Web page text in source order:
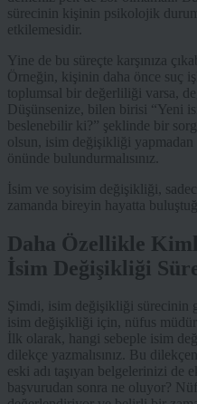
sürecinin kişinin psikolojik
etkilemesidir.
Yine de bu süreçte karşınıza
Örneğin, kişinin daha önce suç
toplumsal bir değerliliği varsa,
Düşünsenize, bilen birisi “Yeni
beslenebilir ki?” şeklinde bir
olsun, isim değişikliği
önünde bulundurmalısınız.
İsim ve soyisim değişikliği,
zamanda bireyin hayatta
Daha Özellikle
İsim Değişikliği
Şimdi, isim değişikliği sürecinin
isim değişikliği için, nüfus
İlk olarak, hangi sebeple isim
dilekçe yazmalısınız. Bu
eski adı taşıyan belgelerinizi de
başvurudan sonra ne oluyor?